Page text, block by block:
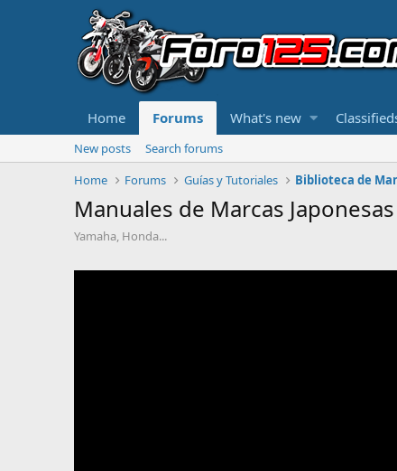
Home Forums What's new
New posts
Search forums
Home
Forums Guías y Tutoriales Biblioteca de
Manuales de Marcas Japonesas
Yamaha, Honda...